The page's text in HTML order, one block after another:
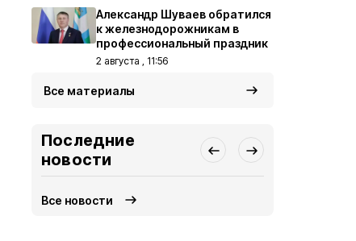
Александр Шуваев обратился
к железнодорожникам в
профессиональный праздник
2 августа , 11:56
Все материалы
Последние
новости
Все новости